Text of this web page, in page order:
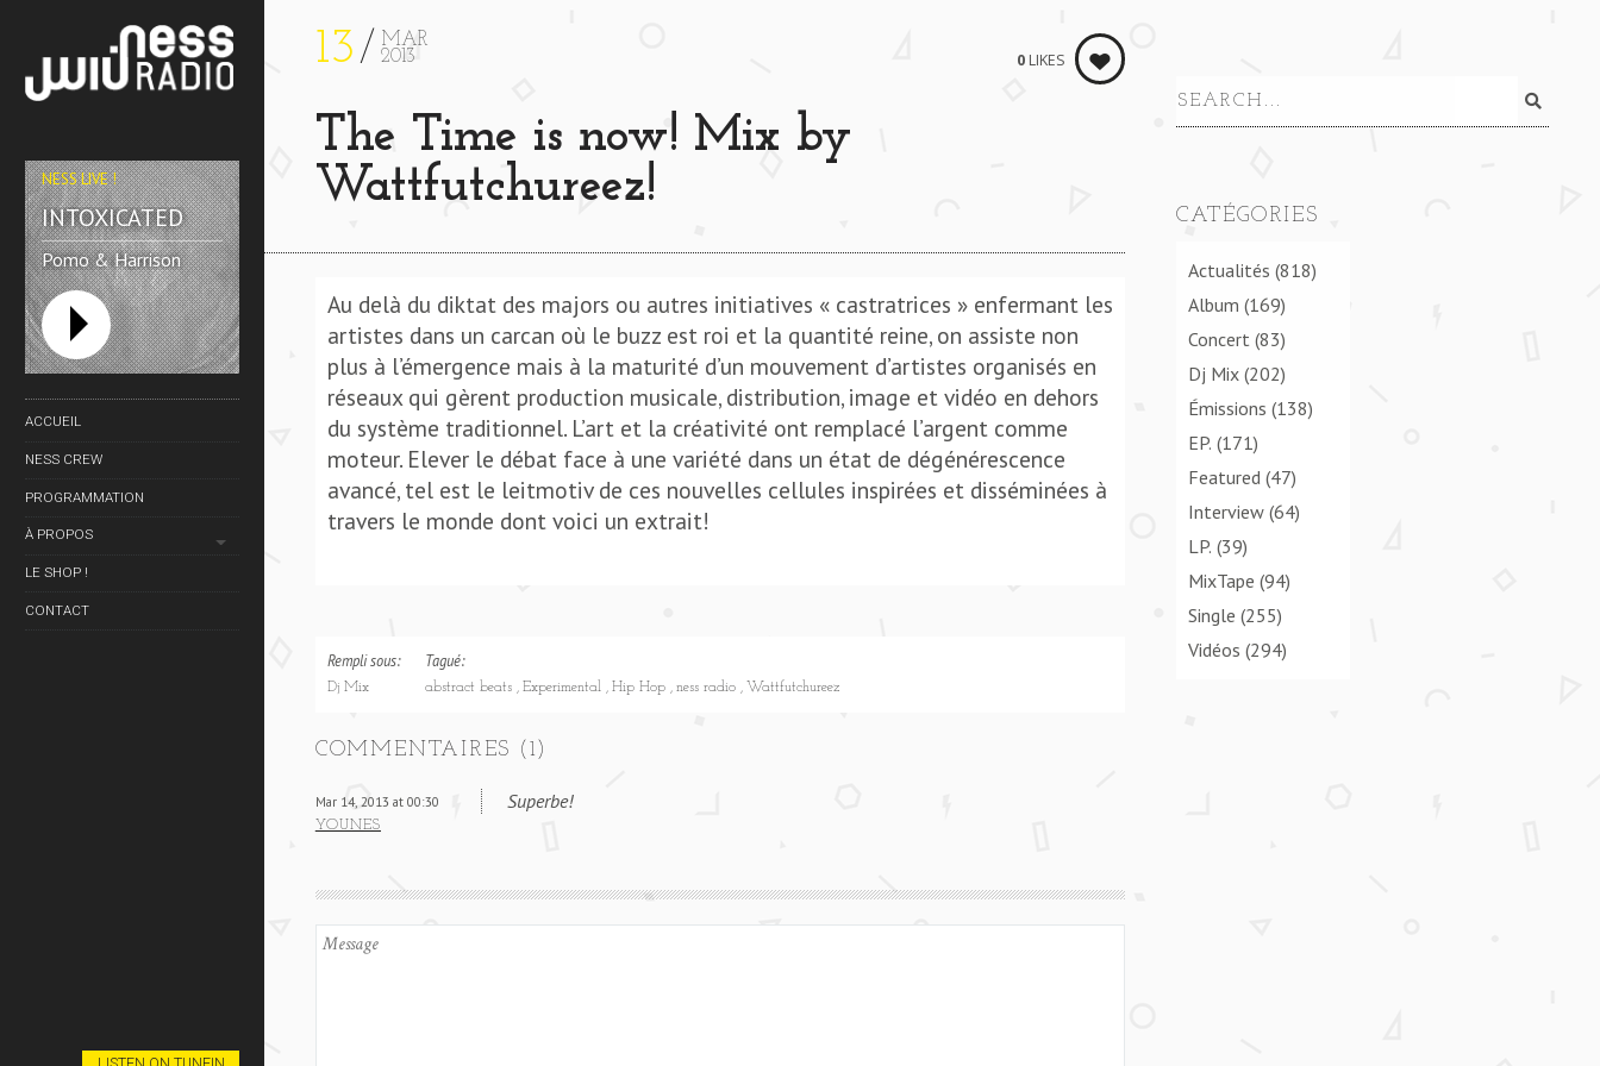
INTOXICATED
Pomo & Harrison
Brome
NESS LIVE !
ACCUEIL
NESS CREW
PROGRAMMATION
À PROPOS
LE SHOP !
CONTACT
13
MAR
2013
The Time is now! Mix by
Wattfutchureez!
0LIKES
Au delà du diktat des majors ou autres initiatives « castratrices » enfermant les
artistes dans un carcan où le buzz est roi et la quantité reine, on assiste non
plus à l’émergence mais à la maturité d’un mouvement d’artistes organisés en
réseaux qui gèrent production musicale, distribution, image et vidéo en dehors
du système traditionnel. L’art et la créativité ont remplacé l’argent comme
moteur. Elever le débat face à une variété dans un état de dégénérescence
avancé, tel est le leitmotiv de ces nouvelles cellules inspirées et disséminées à
travers le monde dont voici un extrait!
Rempli sous:
Dj Mix
Tagué:
abstract beats Experimental Hip Hop ness radio Wattfutchureez
COMMENTAIRES (1)
Mar 14, 2013 at 00:30
YOUNES
Superbe!
CATÉGORIES
Actualités (818)
Album (169)
Concert (83)
Dj Mix(202)
Émissions (138)
EP. (171)
Featured (47)
Interview(64)
LP. (39)
MixTape (94)
Single (255)
Vidéos (294)